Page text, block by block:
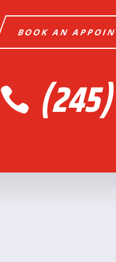
BOOK AN
